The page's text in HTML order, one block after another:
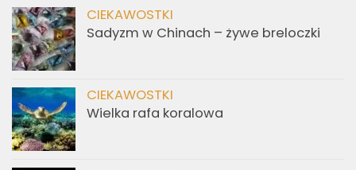
CIEKAWOSTKI
Sadyzm w Chinach – żywe breloczki
CIEKAWOSTKI
Wielka rafa koralowa